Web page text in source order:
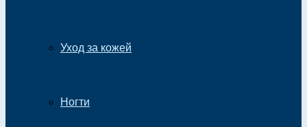
Уход за кожей
Ногти